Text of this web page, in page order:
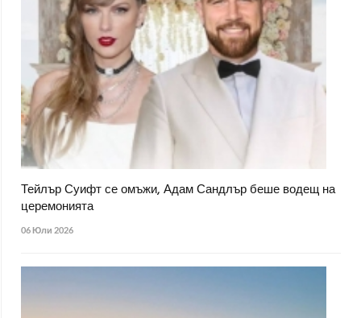
Тейлър Суифт се омъжи, Адам Сандлър беше водещ на
церемонията
06 Юли 2026